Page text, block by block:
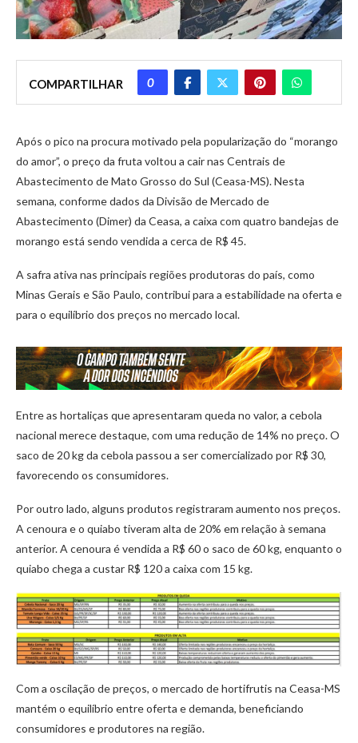
COMPARTILHAR 0
Após o pico na procura motivado pela popularização do “morango
do amor”, o preço da fruta voltou a cair nas Centrais de
Abastecimento de Mato Grosso do Sul (Ceasa-MS). Nesta
semana, conforme dados da Divisão de Mercado de
Abastecimento (Dimer) da Ceasa, a caixa com quatro bandejas de
morango está sendo vendida a cerca de R$ 45.
A safra ativa nas principais regiões produtoras do país, como
Minas Gerais e São Paulo, contribui para a estabilidade na oferta e
para o equilíbrio dos preços no mercado local.
Entre as hortaliças que apresentaram queda no valor, a cebola
nacional merece destaque, com uma redução de 14% no preço. O
saco de 20 kg da cebola passou a ser comercializado por R$ 30,
favorecendo os consumidores.
Por outro lado, alguns produtos registraram aumento nos preços.
A cenoura e o quiabo tiveram alta de 20% em relação à semana
anterior. A cenoura é vendida a R$ 60 o saco de 60 kg, enquanto o
quiabo chega a custar R$ 120 a caixa com 15 kg.
Com a oscilação de preços, o mercado de hortifrutis na Ceasa-MS
mantém o equilíbrio entre oferta e demanda, beneficiando
consumidores e produtores na região.